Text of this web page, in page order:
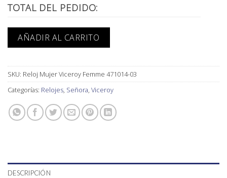
TOTAL DEL PEDIDO:
AÑADIR AL CARRITO
SKU: Reloj Mujer Viceroy Femme 471014-03
Categorías: Relojes, Señora, Viceroy
DESCRIPCIÓN